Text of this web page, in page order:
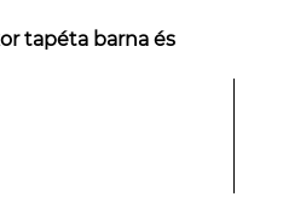
tapéta barna és